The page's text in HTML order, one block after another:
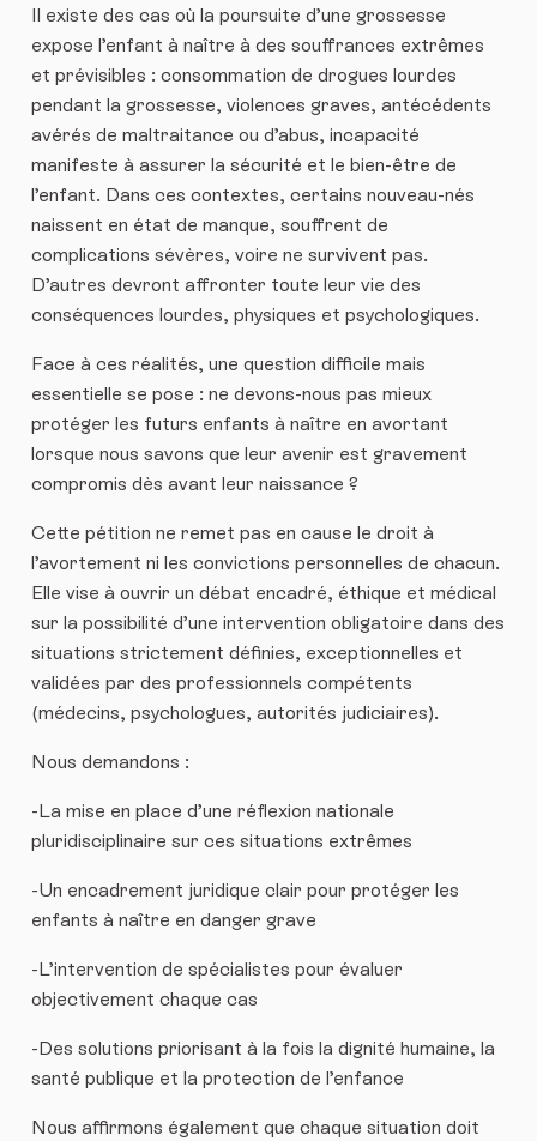
Il existe des cas où la poursuite d’une grossesse
expose l’enfant à naître à des souffrances extrêmes
et prévisibles : consommation de drogues lourdes
pendant la grossesse, violences graves, antécédents
avérés de maltraitance ou d’abus, incapacité
manifeste à assurer la sécurité et le bien-être de
l’enfant. Dans ces contextes, certains nouveau-nés
naissent en état de manque, souffrent de
complications sévères, voire ne survivent pas.
D’autres devront affronter toute leur vie des
conséquences lourdes, physiques et psychologiques.
Face à ces réalités, une question difficile mais
essentielle se pose : ne devons-nous pas mieux
protéger les futurs enfants à naître en avortant
lorsque nous savons que leur avenir est gravement
compromis dès avant leur naissance ?
Cette pétition ne remet pas en cause le droit à
l’avortement ni les convictions personnelles de chacun.
Elle vise à ouvrir un débat encadré, éthique et médical
sur la possibilité d’une intervention obligatoire dans des
situations strictement définies, exceptionnelles et
validées par des professionnels compétents
(médecins, psychologues, autorités judiciaires).
Nous demandons :
-La mise en place d’une réflexion nationale
pluridisciplinaire sur ces situations extrêmes
-Un encadrement juridique clair pour protéger les
enfants à naître en danger grave
-L’intervention de spécialistes pour évaluer
objectivement chaque cas
-Des solutions priorisant à la fois la dignité humaine, la
santé publique et la protection de l’enfance
Nous affirmons également que chaque situation doit